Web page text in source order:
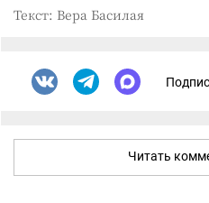
Текст: Вера Басилая
Читать